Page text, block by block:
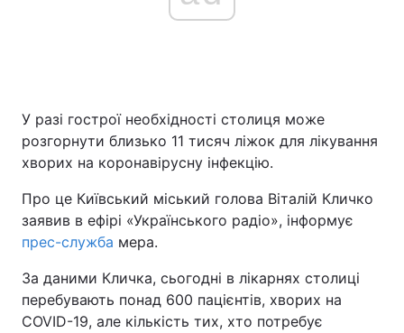
У разі гострої необхідності столиця може
розгорнути близько 11 тисяч ліжок для лікування
хворих на коронавірусну інфекцію.
Про це Київський міський голова Віталій Кличко
заявив в ефірі «Українського радіо», інформує
прес-служба мера.
За даними Кличка, сьогодні в лікарнях столиці
перебувають понад 600 пацієнтів, хворих на
COVID-19, але кількість тих, хто потребує